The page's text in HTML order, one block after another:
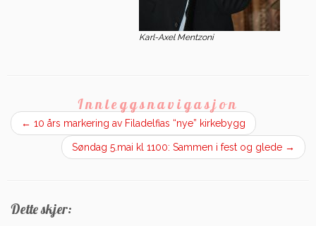
Karl-Axel Mentzoni
Innleggsnavigasjon
← 10 års markering av Filadelfias “nye” kirkebygg
Søndag 5.mai kl 1100: Sammen i fest og glede →
Dette skjer: